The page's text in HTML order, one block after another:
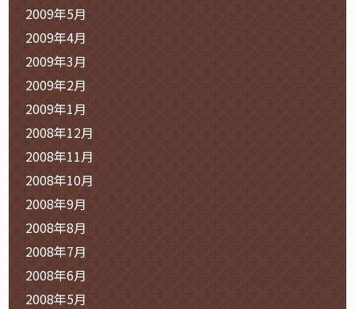
2009年5月
2009年4月
2009年3月
2009年2月
2009年1月
2008年12月
2008年11月
2008年10月
2008年9月
2008年8月
2008年7月
2008年6月
2008年5月